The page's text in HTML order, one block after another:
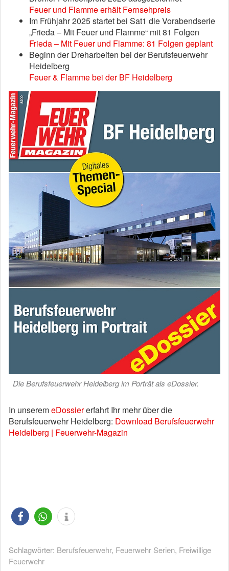
Feuer und Flamme erhält Fernsehpreis
Im Frühjahr 2025 startet bei Sat1 die Vorabendserie
„Frieda – Mit Feuer und Flamme“ mit 81 Folgen
Frieda – Mit Feuer und Flamme: 81 Folgen geplant
Beginn der Dreharbeiten bei der Berufsfeuerwehr
Heidelberg
Feuer & Flamme bei der BF Heidelberg
Die Berufsfeuerwehr Heidelberg im Porträt als eDossier.
In unseremeDossiererfahrt Ihr mehr über die
Berufsfeuerwehr Heidelberg: Download Berufsfeuerwehr
Heidelberg | Feuerwehr-Magazin
Schlagwörter: Berufsfeuerwehr, Feuerwehr Serien, Freiwillige
Feuerwehr